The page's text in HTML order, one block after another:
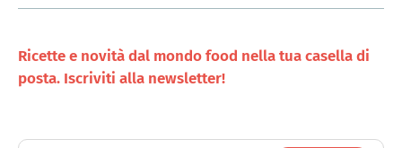
Ricette e novità dal mondo food nella tua casella di
posta. Iscriviti alla newsletter!